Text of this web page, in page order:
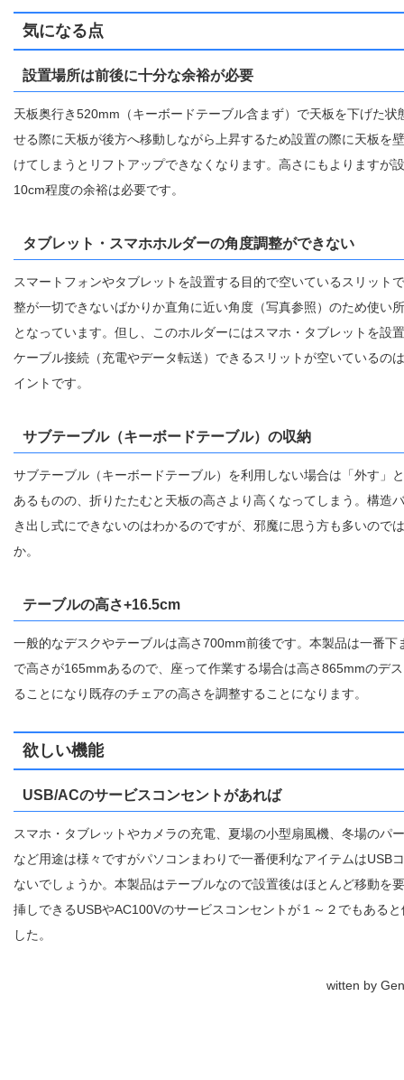
気になる点
設置場所は前後に十分な余裕が必要
天板奥行き520mm（キーボードテーブル含まず）で天板を下げた状
せる際に天板が後方へ移動しながら上昇するため設置の際に天板を
けてしまうとリフトアップできなくなります。高さにもよりますが
10cm程度の余裕は必要です。
タブレット・スマホホルダーの角度調整ができない
スマートフォンやタブレットを設置する目的で空いているスリット
整が一切できないばかりか直角に近い角度（写真参照）のため使い
となっています。但し、このホルダーにはスマホ・タブレットを設
ケーブル接続（充電やデータ転送）できるスリットが空いているの
イントです。
サブテーブル（キーボードテーブル）の収納
サブテーブル（キーボードテーブル）を利用しない場合は「外す」
あるものの、折りたたむと天板の高さより高くなってしまう。構造
き出し式にできないのはわかるのですが、邪魔に思う方も多いので
か。
テーブルの高さ+16.5cm
一般的なデスクやテーブルは高さ700mm前後です。本製品は一番下
で高さが165mmあるので、座って作業する場合は高さ865mmのデ
ることになり既存のチェアの高さを調整することになります。
欲しい機能
USB/ACのサービスコンセントがあれば
スマホ・タブレットやカメラの充電、夏場の小型扇風機、冬場のパ
など用途は様々ですがパソコンまわりで一番便利なアイテムはUSB
ないでしょうか。本製品はテーブルなので設置後はほとんど移動を
挿しできるUSBやAC100Vのサービスコンセントが１～２でもある
した。
witten by